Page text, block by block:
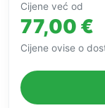
Cijene već od
77,00 €
Cijene ovise o